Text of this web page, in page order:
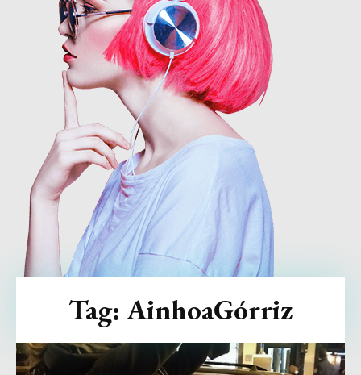
Tag: AinhoaGórriz